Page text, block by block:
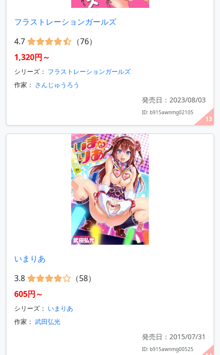
13
フラストレーションガールズ
4.7
（76）
1,320円～
シリーズ： フラストレーションガールズ
作家： さんじゅうろう
発売日：2023/08/03
ID: b915awnmg02105
いまりあ
3.8
（58）
605円～
シリーズ： いまりあ
作家： 武田弘光
発売日：2015/07/31
ID: b915awnmg00525